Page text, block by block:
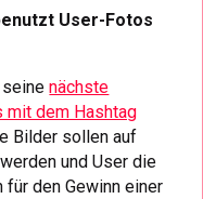
User-Fotos
seinenächste
mit dem Hashtag
Bilder sollen auf
und User die
den Gewinn einer